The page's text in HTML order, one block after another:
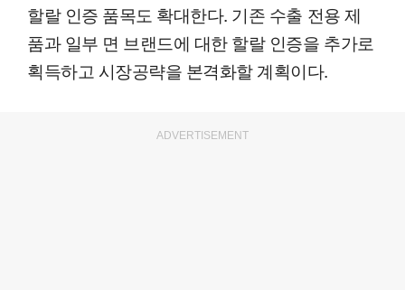
할랄 인증 품목도 확대한다. 기존 수출 전용 제
품과 일부 면 브랜드에 대한 할랄 인증을 추가로
획득하고 시장공략을 본격화할 계획이다.
ADVERTISEMENT